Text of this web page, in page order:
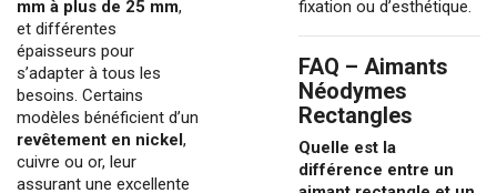
mm à plus de 25 mm,
et différentes
épaisseurs pour
s’adapter à tous les
besoins. Certains
modèles bénéficient d’un
revêtement en nickel,
cuivre ou or, leur
assurant une excellente
fixation ou d’esthétique.
FAQ – Aimants
Néodymes
Rectangles
Quelle est la
différence entre un